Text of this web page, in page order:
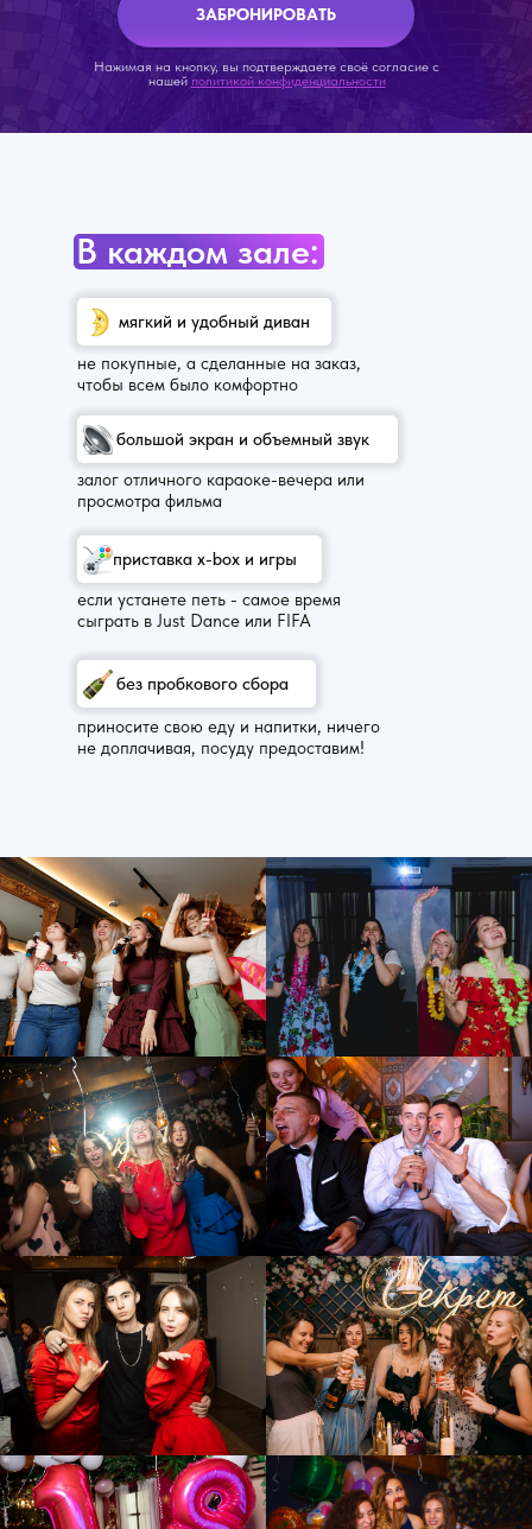
ЗАБРОНИРОВАТЬ
Нажимая на кнопку, вы подтверждаете своё согласие с
нашей политикой конфиденциальности
не покупные, а сделанные на заказ,
чтобы всем было комфортно
залог отличного караоке-вечера или
просмотра фильма
если устанете петь - самое время
сыграть в Just Dance или FIFA
приносите свою еду и напитки, ничего
не доплачивая, посуду предоставим!
В каждом зале:
большой экран и объемный звук
мягкий и удобный диван
приставка x-box и игры
без пробкового сбора